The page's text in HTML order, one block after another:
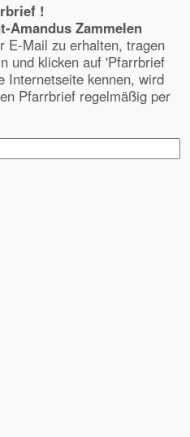
!
Amandus Zammelen
E-Mail zu erhalten, tragen
und klicken auf 'Pfarrbrief
Internetseite kennen, wird
Pfarrbrief regelmäßig per